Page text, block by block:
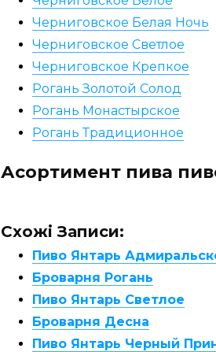
Черниговское Белая Ночь
Черниговское Светлое
Черниговское Крепкое
Рогань Золотой Солод
Рогань Монастырское
Рогань Традиционное
Асортимент пива
Схожі Записи:
Пиво Янтарь
Броварня Рогань
Пиво Янтарь Светлое
Броварня Десна
Пиво Янтарь Черный